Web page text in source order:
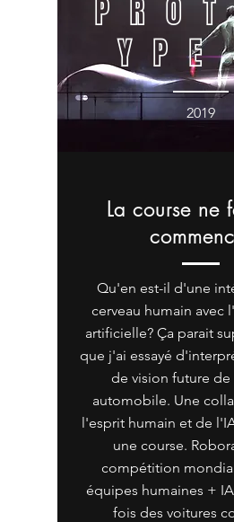
2019
La course ne
Qu'en est-il d'une
cerveau humain avec
artificielle? Ça parait
que j'ai essayé
de vision future de
automobile. Une
l'esprit humain et de
une course.
compétition
équipes humaines +
fois des voitures